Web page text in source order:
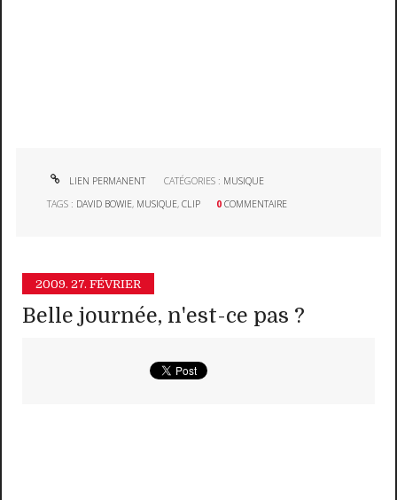
LIEN PERMANENT CATÉGORIES : MUSIQUE
TAGS : DAVID BOWIE, MUSIQUE,CLIP 0 COMMENTAIRE
2009. 27. FÉVRIER
Belle journée, n'est-ce pas ?